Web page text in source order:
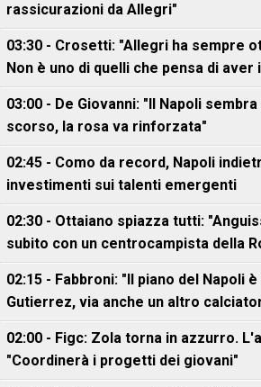
rassicurazioni da Allegri"
03:30 - Crosetti: "Allegri ha sempre
Non è uno di quelli che pensa di
03:00 - De Giovanni: "Il Napoli
scorso, la rosa va rinforzata"
02:45 - Como da record, Napoli
investimenti sui talenti emergenti
02:30 - Ottaiano spiazza tutti:
subito con un centrocampista della
02:15 - Fabbroni: "Il piano del Napoli
Gutierrez, via anche un altro
02:00 - Figc: Zola torna in azzurro.
"Coordinerà i progetti dei giovani"